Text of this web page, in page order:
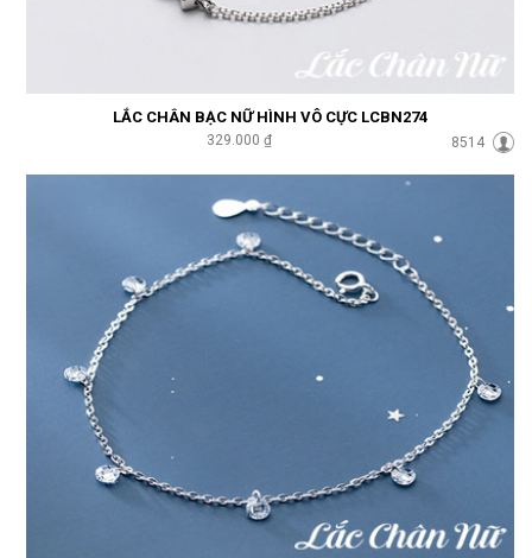
LẮC CHÂN BẠC NỮ HÌNH VÔ CỰC LCBN274
329.000 ₫ 8514